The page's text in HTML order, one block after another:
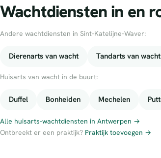
Wachtdiensten in en
Andere wachtdiensten in Sint-Katelijne-Waver:
Dierenarts van wacht Tandarts van wacht
Huisarts van wacht in de buurt:
Duffel Bonheiden Mechelen
Alle huisarts-wachtdiensten in Antwerpen →
Ontbreekt er een praktijk? Praktijk toevoegen →